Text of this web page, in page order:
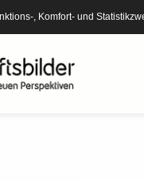
, Komfort- und